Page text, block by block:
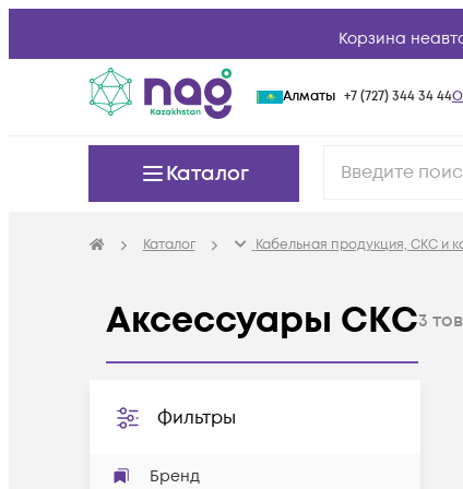
Корзина
Алматы +7 (727) 344 34 44
Каталог
Каталог Кабельная продукция, СКС и
Аксессуары СКС3
Фильтры
Бренд